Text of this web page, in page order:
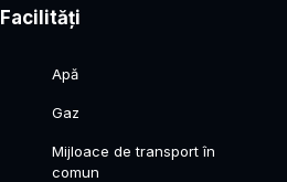
Facilități
Apă
Gaz
Mijloace de transport în
comun